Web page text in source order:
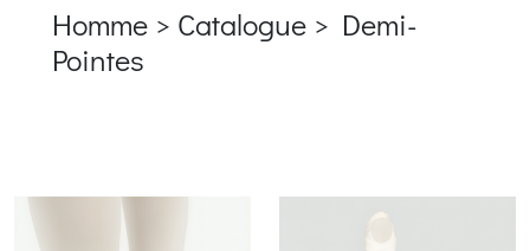
Homme > Catalogue > Demi-
Pointes